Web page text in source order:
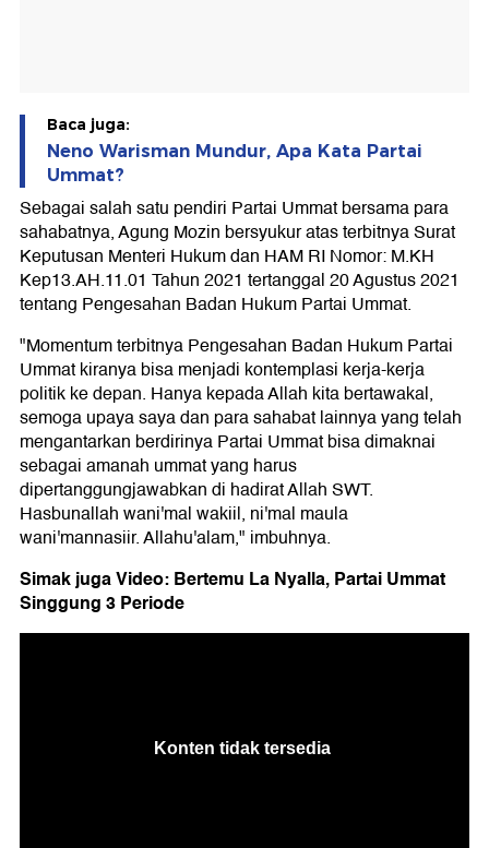
Baca juga:
Neno Warisman Mundur, Apa Kata Partai
Ummat?
Sebagai salah satu pendiri Partai Ummat bersama para
sahabatnya, Agung Mozin bersyukur atas terbitnya Surat
Keputusan Menteri Hukum dan HAM RI Nomor: M.KH
Kep13.AH.11.01 Tahun 2021 tertanggal 20 Agustus 2021
tentang Pengesahan Badan Hukum Partai Ummat.
"Momentum terbitnya Pengesahan Badan Hukum Partai
Ummat kiranya bisa menjadi kontemplasi kerja-kerja
politik ke depan. Hanya kepada Allah kita bertawakal,
semoga upaya saya dan para sahabat lainnya yang telah
mengantarkan berdirinya Partai Ummat bisa dimaknai
sebagai amanah ummat yang harus
dipertanggungjawabkan di hadirat Allah SWT.
Hasbunallah wani'mal wakiil, ni'mal maula
wani'mannasiir. Allahu'alam," imbuhnya.
Simak juga Video: Bertemu La Nyalla, Partai Ummat
Singgung 3 Periode